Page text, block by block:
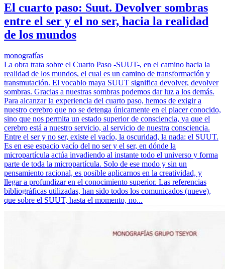
El cuarto paso: Suut. Devolver sombras
entre el ser y el no ser, hacia la realidad
de los mundos
monografías
La obra trata sobre el Cuarto Paso -SUUT-, en el camino hacia la
realidad de los mundos, el cual es un camino de transformación y
transmutación. El vocablo maya SUUT significa devolver, devolver
sombras. Gracias a nuestras sombras podemos dar luz a los demás.
Para alcanzar la experiencia del cuarto paso, hemos de exigir a
nuestro cerebro que no se detenga únicamente en el placer conocido,
sino que nos permita un estado superior de consciencia, ya que el
cerebro está a nuestro servicio, al servicio de nuestra consciencia.
Entre el ser y no ser, existe el vacío, la oscuridad, la nada: el SUUT.
Es en ese espacio vacío del no ser y el ser, en dónde la
micropartícula actúa invadiendo al instante todo el universo y forma
parte de toda la micropartícula. Solo de ese modo y sin un
pensamiento racional, es posible aplicarnos en la creatividad, y
llegar a profundizar en el conocimiento superior. Las referencias
bibliográficas utilizadas, han sido todos los comunicados (nueve),
que sobre el SUUT, hasta el momento, no...